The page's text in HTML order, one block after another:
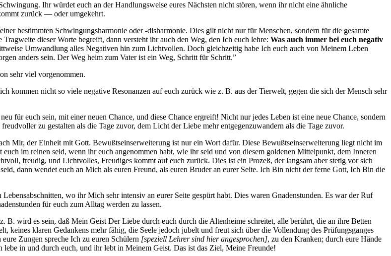
Ihr würdet euch an der Handlungsweise eures Nächsten nicht stören, wenn ihr nicht eine ähnliche
zurück — oder umgekehrt.
bestimmten Schwingungsharmonie oder -disharmonie. Dies gilt nicht nur für Menschen, sondern für die gesamte
dieser Worte begreift, dann versteht ihr auch den Weg, den Ich euch lehre: Was auch immer bei euch negativ
Umwandlung alles Negativen hin zum Lichtvollen. Doch gleichzeitig habe Ich euch auch von Meinem Leben
anders sein. Der Weg heim zum Vater ist ein Weg, Schritt für Schritt.”
sehr viel vorgenommen.
kommen nicht so viele negative Resonanzen auf euch zurück wie z. B. aus der Tierwelt, gegen die sich der Mensch sehr
für euch sein, mit einer neuen Chance, und diese Chance ergreift! Nicht nur jedes Leben ist eine neue Chance, sondern
zu gestalten als die Tage zuvor, dem Licht der Liebe mehr entgegenzuwandern als die Tage zuvor.
Mir, der Einheit mit Gott. Bewußtseinserweiterung ist nur ein Wort dafür. Diese Bewußtseinserweiterung liegt nicht im
im reinen seid, wenn ihr euch angenommen habt, wie ihr seid und von diesem goldenen Mittelpunkt, dem Inneren
freudig, und Lichtvolles, Freudiges kommt auf euch zurück. Dies ist ein Prozeß, der langsam aber stetig vor sich
dann wendet euch an Mich als euren Freund, als euren Bruder an eurer Seite. Ich Bin nicht der ferne Gott, Ich Bin die
wo ihr Mich sehr intensiv an eurer Seite gespürt habt. Dies waren Gnadenstunden. Es war der Ruf
für euch zum Alltag werden zu lassen.
B. wird es sein, daß Mein Geist Der Liebe durch euch durch die Altenheime schreitet, alle berührt, die an ihre Betten
keines klaren Gedankens mehr fähig, die Seele jedoch jubelt und freut sich über die Vollendung des Prüfungsganges
Zungen spreche Ich zu euren Schülern [speziell Lehrer sind hier angesprochen], zu den Kranken; durch eure Hände
in und durch euch, und ihr lebt in Meinem Geist. Das ist das Ziel, Meine Freunde!